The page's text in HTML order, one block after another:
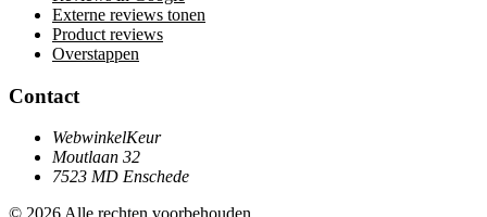
Externe reviews tonen
Product reviews
Overstappen
Contact
WebwinkelKeur
Moutlaan 32
7523 MD Enschede